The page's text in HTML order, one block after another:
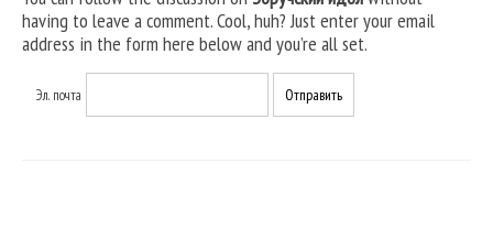
having to leave a comment. Cool, huh? Just enter your email
address in the form here below and you’re all set.
Эл. почта